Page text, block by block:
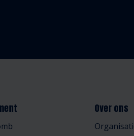
Over ons